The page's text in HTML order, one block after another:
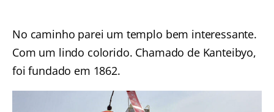
No caminho parei um templo bem interessante.
Com um lindo colorido. Chamado de Kanteibyo,
foi fundado em 1862.